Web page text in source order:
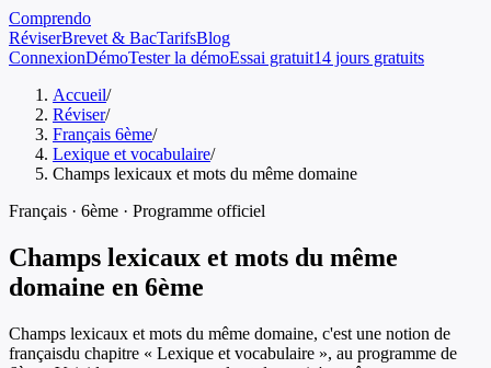
Comprendo
RéviserBrevet & BacTarifsBlog
ConnexionDémoTester la démoEssai gratuit14 jours gratuits
Accueil/
Réviser/
Français 6ème/
Lexique et vocabulaire/
Champs lexicaux et mots du même domaine
Français · 6ème · Programme officiel
Champs lexicaux et mots du même
domaine en 6ème
Champs lexicaux et mots du même domaine, c'est une notion de
françaisdu chapitre « Lexique et vocabulaire », au programme de